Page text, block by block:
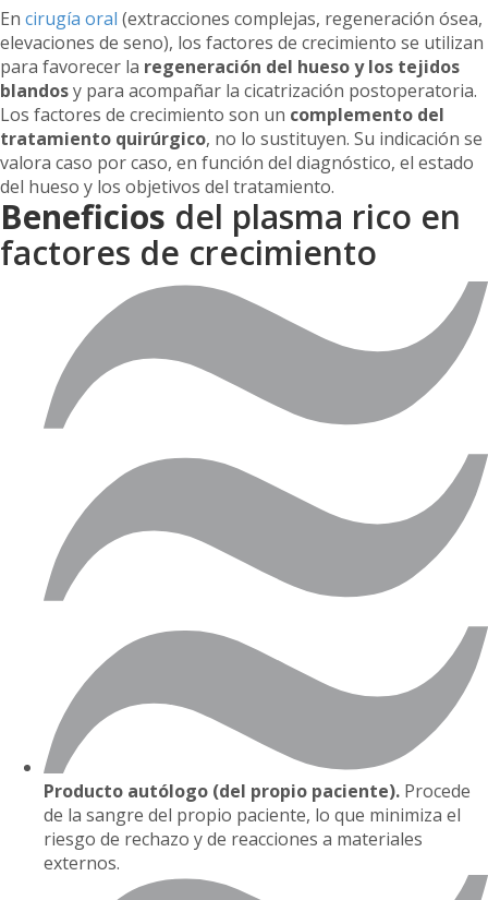
En cirugía oral (extracciones complejas, regeneración ósea,
elevaciones de seno), los factores de crecimiento se utilizan
para favorecer la regeneración del hueso y los tejidos
blandosy para acompañar la cicatrización postoperatoria.
Los factores de crecimiento son un complemento del
tratamiento quirúrgico, no lo sustituyen. Su indicación se
valora caso por caso, en función del diagnóstico, el estado
del hueso y los objetivos del tratamiento.
Beneficios del plasma rico en
factores de crecimiento
Producto autólogo (del propio paciente). Procede
de la sangre del propio paciente, lo que minimiza el
riesgo de rechazo y de reacciones a materiales
externos.